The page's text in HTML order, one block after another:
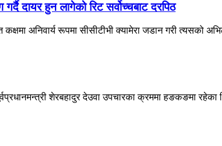
गर्दै दायर हुन लागेको रिट सर्वोच्चबाट दरपिठ
अनिवार्य रूपमा सीसीटीभी क्यामेरा जडान गरी त्यसको
शेरबहादुर देउवा उपचारका क्रममा हङकङमा